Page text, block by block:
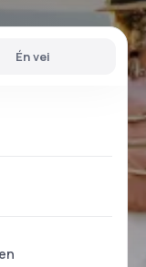
Én vei